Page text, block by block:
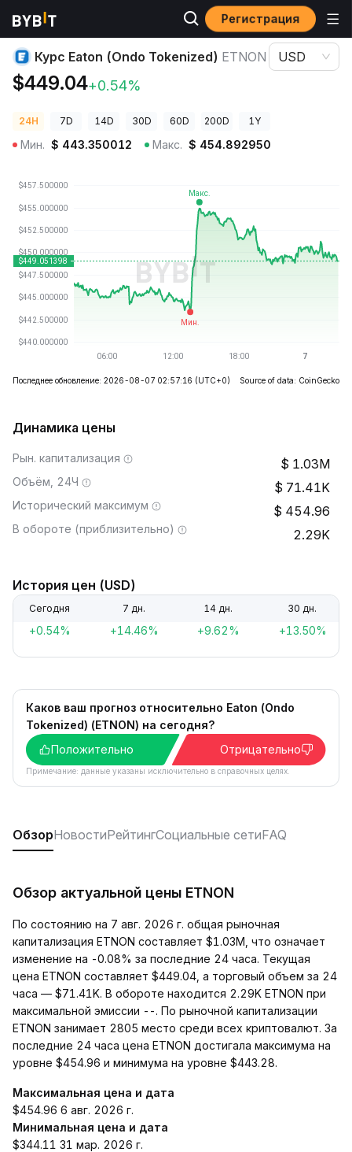
Регистрация
Цены криптовалют Курс Eaton (Ondo Tokenized) ETNON
Курс Eaton (Ondo Tokenized) ETNON
$449.04+0.54%
USD
24H 7D 14D 30D 60D 200D 1Y
Мин. $ 443.350012 Макс. $ 454.892950
Последнее обновление: 2026-08-07 02:57:16 (UTC+0) Source of data: CoinGecko
Динамика цены
Рын. капитализация 1.03M
Объём, 24Ч 71.41K
Исторический максимум 454.96
В обороте (приблизительно) 2.29K
История цен (USD)
Сегодня 7 дн. 14 дн. 30 дн.
+0.54% +14.46% +9.62% +13.50%
Каков ваш прогноз относительно Eaton (Ondo
Tokenized) (ETNON) на сегодня?
Положительно
Отрицательно
Примечание: данные указаны исключительно в справочных целях.
ОбзорНовостиРейтингСоциальные сетиFAQ
Обзор актуальной цены ETNON
По состоянию на 7 авг. 2026 г. общая рыночная
капитализация ETNON составляет $1.03M, что означает
изменение на -0.08% за последние 24 часа. Текущая
цена ETNON составляет $449.04, а торговый объем за 24
часа — $71.41K. В обороте находится 2.29K ETNON при
максимальной эмиссии --. По рыночной капитализации
ETNON занимает 2805 место среди всех криптовалют. За
последние 24 часа цена ETNON достигала максимума на
уровне $454.96 и минимума на уровне $443.28.
Максимальная цена и дата
$454.96 6 авг. 2026 г.
Минимальная цена и дата
$344.11 31 мар. 2026 г.